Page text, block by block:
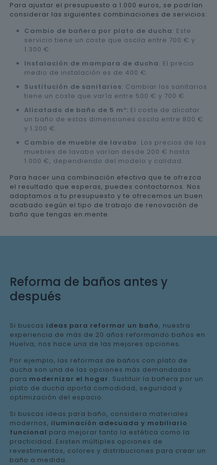
Para ajustar el presupuesto a 1.000 euros, se podrían
considerar las siguientes combinaciones de servicios:
Cambio de bañera por plato de ducha: Este
servicio tiene un coste que oscila entre 700 € y
1.300 €.
Instalación de mampara de ducha: El precio
medio de instalación es de 400 €.
Sustitución de sanitarios: Cambiar los sanitarios
tiene un coste que varía entre 500 € y 700 €.
Alicatado de baño de 5 m²: El coste de alicatar
un baño de estas dimensiones oscila entre 800 €
y 1.200 €.
Cambio de mueble de lavabo: Los precios de los
muebles de lavabo varían desde 200 € hasta
1.000 €, dependiendo del modelo y calidad.
Para hacer una combinación efectiva que te ofrezca
el resultado que esperas, puedes contactarnos. Nos
adaptamos a tu presupuesto y te ofrecemos un buen
acabado según el tipo de trabajo de renovación de
baño que tengas en mente.
Reforma de baños antes y
después
Si buscas ideas para reformar un baño, nuestra
experiencia de más de 20 años reformando baños en
Huelva, nos hace una de las mejores opciones.
Por ejemplo, las reformas de baños con plato de
ducha son una de las opciones más demandadas
para modernizar el hogar. Sustituir la bañera por un
plato de ducha aporta comodidad, seguridad y
optimización del espacio.
Si buscas ideas para baño, considera materiales
modernos, iluminación adecuada y mobiliario
funcional para mejorar tanto la estética como la
practicidad. Existen múltiples opciones de
revestimientos, colores y distribuciones para crear un
baño a medida.